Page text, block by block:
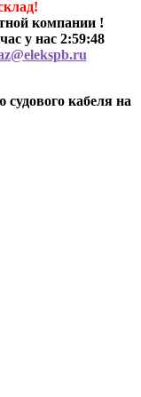
компании !
у нас 2:59:49
кабеля на